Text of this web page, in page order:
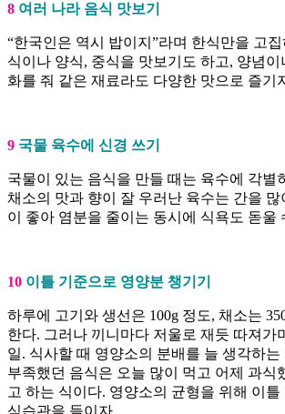
8 여러 나라 음식 맛보기
“한국인은 역시 밥이지”라며 한식만을 고
식이나 양식, 중식을 맛보기도 하고, 양념이
화를 줘 같은 재료라도 다양한 맛으로 즐기
9 국물 육수에 신경 쓰기
국물이 있는 음식을 만들 때는 육수에 각별
채소의 맛과 향이 잘 우러난 육수는 간을
이 좋아 염분을 줄이는 동시에 식욕도 돋울
10 이틀 기준으로 영양분 챙기기
하루에 고기와 생선은 100g 정도, 채소는
한다. 그러나 끼니마다 저울로 재듯 따져가
일. 식사할 때 영양소의 분배를 늘 생각하는
부족했던 음식은 오늘 많이 먹고 어제 과식
고 하는 식이다. 영양소의 균형을 위해 이틀